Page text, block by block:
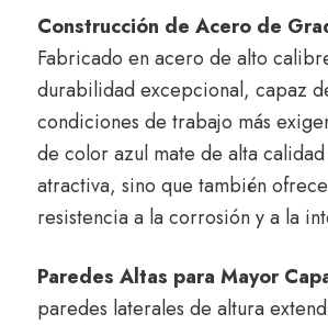
Construcción de Acero de
Fabricado en acero de alto
durabilidad excepcional, capaz
condiciones de trabajo más
de color azul mate de alta
atractiva, sino que también
resistencia a la corrosión y a la
Paredes Altas para Mayor
paredes laterales de altura